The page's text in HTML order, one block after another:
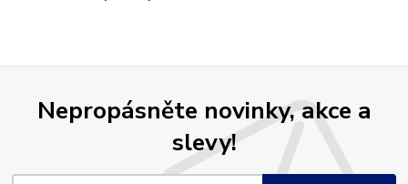
Nepropásněte novinky, akce a
slevy!